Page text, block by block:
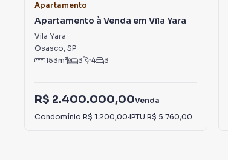
Apartamento
Apartamento à Venda em Vila Yara
Vila Yara
Osasco, SP
153m² 3 4 3
R$ 2.400.000,00Venda
Condomínio R$ 1.200,00·IPTU R$ 5.760,00